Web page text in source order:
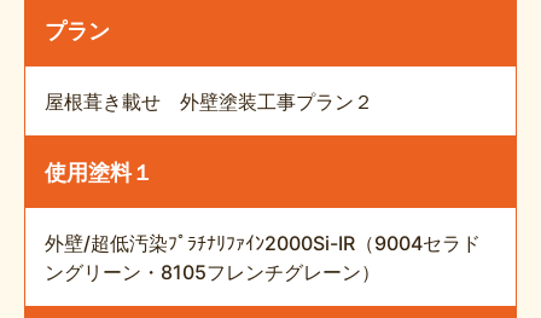
プラン
屋根葺き載せ 外壁塗装工事プラン２
使用塗料１
外壁/超低汚染ﾌﾟﾗﾁﾅﾘﾌｧｲﾝ2000Si-IR（9004セラド
ングリーン・8105フレンチグレーン）